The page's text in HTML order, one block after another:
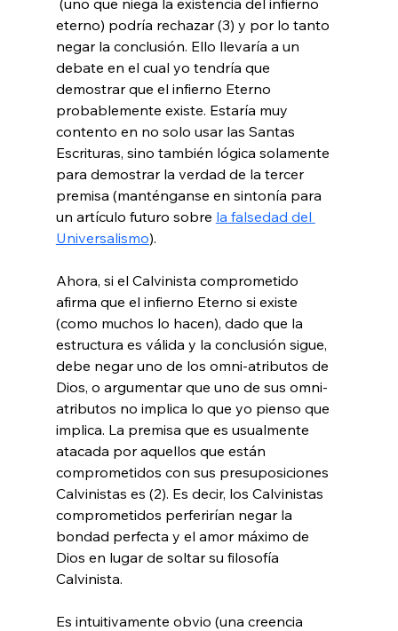
eterno) podría rechazar (3) y por lo tanto
negar la conclusión. Ello llevaría a un
debate en el cual yo tendría que
demostrar que el infierno Eterno
probablemente existe. Estaría muy
contento en no solo usar las Santas
Escrituras, sino también lógica solamente
para demostrar la verdad de la tercer
premisa (manténganse en sintonía para
un artículo futuro sobre la falsedad del
Universalismo).
Ahora, si el Calvinista comprometido
afirma que el infierno Eterno si existe
(como muchos lo hacen), dado que la
estructura es válida y la conclusión sigue,
debe negar uno de los omni-atributos de
Dios, o argumentar que uno de sus omni-
atributos no implica lo que yo pienso que
implica. La premisa que es usualmente
atacada por aquellos que están
comprometidos con sus presuposiciones
Calvinistas es (2). Es decir, los Calvinistas
comprometidos perferirían negar la
bondad perfecta y el amor máximo de
Dios en lugar de soltar su filosofía
Calvinista.
Es intuitivamente obvio (una creencia